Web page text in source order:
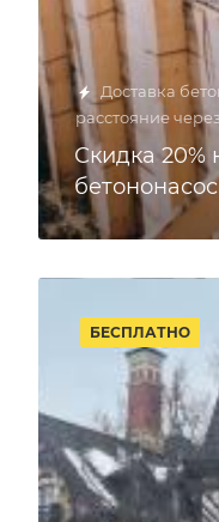
Доставка
расстояние
Скидка 20%
БЕСПЛАТНО